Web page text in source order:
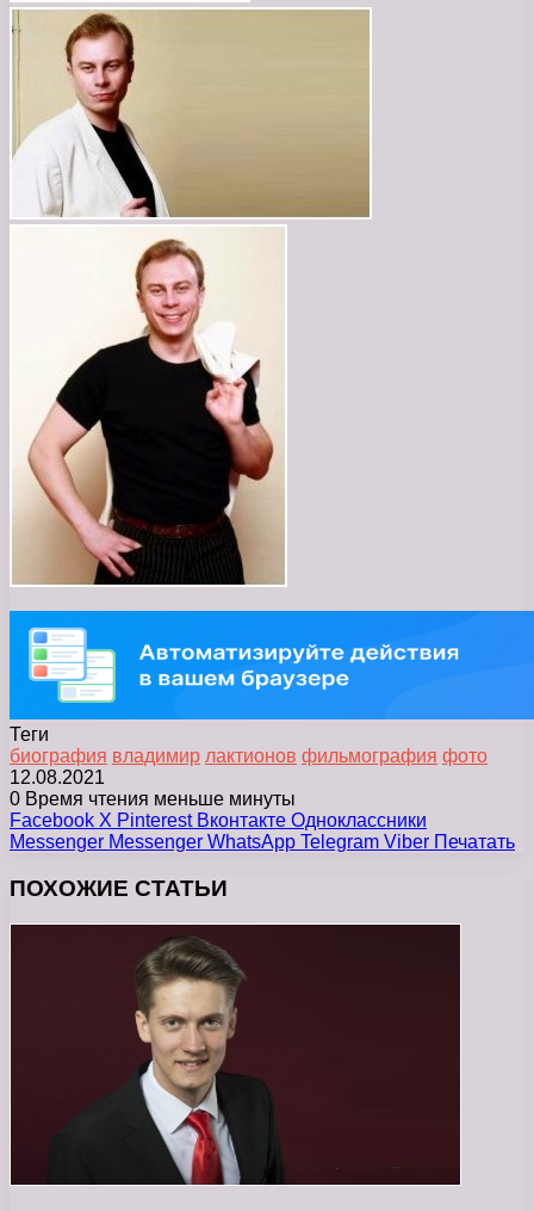
Теги
биография владимир лактионов фильмография фото
12.08.2021
0 Время чтения меньше минуты
Facebook X Pinterest Вконтакте Одноклассники
Messenger Messenger WhatsApp Telegram Viber Печатать
ПОХОЖИЕ СТАТЬИ